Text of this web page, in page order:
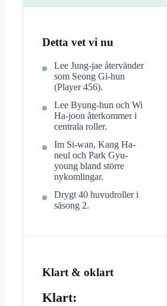
Detta vet vi nu
Lee Jung-jae återvänder
som Seong Gi-hun
(Player 456).
Lee Byung-hun och Wi
Ha-joon återkommer i
centrala roller.
Im Si-wan, Kang Ha-
neul och Park Gyu-
young bland större
nykomlingar.
Drygt 40 huvudroller i
säsong 2.
Klart & oklart
Klart: